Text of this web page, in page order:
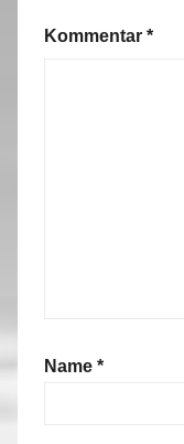
Kommentar *
Name *